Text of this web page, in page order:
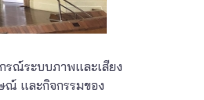
รณ์ระบบภาพและเสียง
ณ์ และกิจกรรมของ